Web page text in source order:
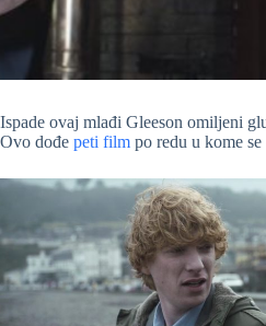
Ispade ovaj mlađi Gleeson omiljeni
Ovo dođe peti film po redu u kome